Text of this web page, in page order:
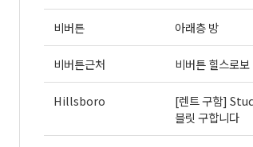
비버튼 아래층 방
비버튼근처 비버튼 힐스로
Hillsboro
[렌트 구함]
블릿 구합니다